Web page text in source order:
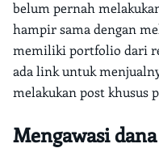
belum pernah
hampir sama dengan
memiliki portfolio dari
ada link untuk
melakukan post khusus
Mengawasi